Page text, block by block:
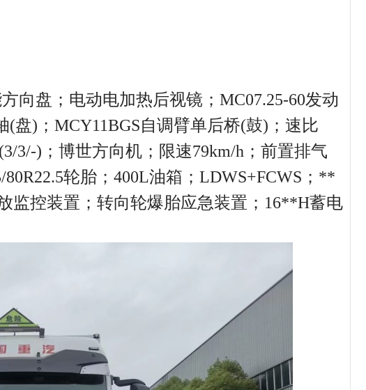
向盘；电动电加热后视镜；MC07.25-60发动
(盘)；MCY11BGS自调臂单后桥(鼓)；速比
3/-)；博世方向机；限速79km/h；前置排气
轮胎；400L油箱；LDWS+FCWS；**
监控装置；转向轮爆胎应急装置；16**H蓄电